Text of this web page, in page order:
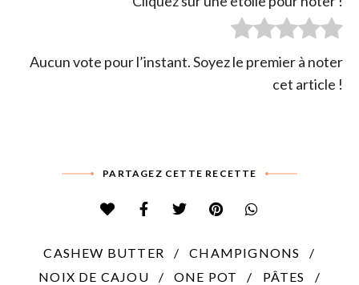
Aucun vote pour l’instant. Soyez le premier à noter
cet article !
PARTAGEZ CETTE RECETTE
CASHEW BUTTER
CHAMPIGNONS
NOIX DE CAJOU
ONE POT
PÂTES